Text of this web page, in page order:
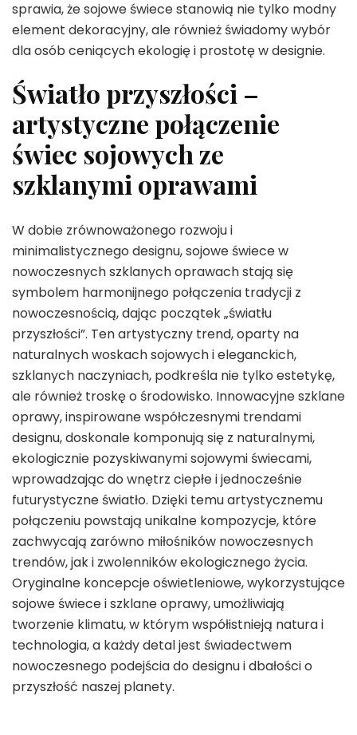
sprawia, że sojowe świece stanowią nie tylko modny
element dekoracyjny, ale również świadomy wybór
dla osób ceniących ekologię i prostotę w designie.
Światło przyszłości –
artystyczne połączenie
świec sojowych ze
szklanymi oprawami
W dobie zrównoważonego rozwoju i
minimalistycznego designu, sojowe świece w
nowoczesnych szklanych oprawach stają się
symbolem harmonijnego połączenia tradycji z
nowoczesnością, dając początek „światłu
przyszłości”. Ten artystyczny trend, oparty na
naturalnych woskach sojowych i eleganckich,
szklanych naczyniach, podkreśla nie tylko estetykę,
ale również troskę o środowisko. Innowacyjne szklane
oprawy, inspirowane współczesnymi trendami
designu, doskonale komponują się z naturalnymi,
ekologicznie pozyskiwanymi sojowymi świecami,
wprowadzając do wnętrz ciepłe i jednocześnie
futurystyczne światło. Dzięki temu artystycznemu
połączeniu powstają unikalne kompozycje, które
zachwycają zarówno miłośników nowoczesnych
trendów, jak i zwolenników ekologicznego życia.
Oryginalne koncepcje oświetleniowe, wykorzystujące
sojowe świece i szklane oprawy, umożliwiają
tworzenie klimatu, w którym współistnieją natura i
technologia, a każdy detal jest świadectwem
nowoczesnego podejścia do designu i dbałości o
przyszłość naszej planety.